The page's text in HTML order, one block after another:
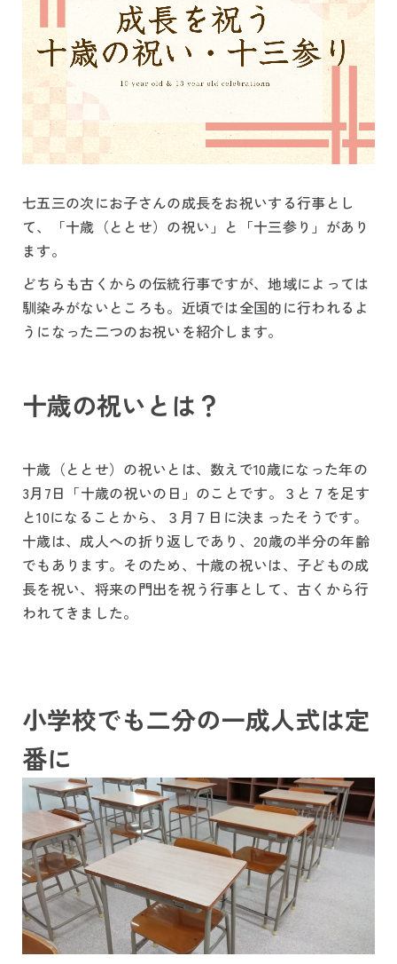
七五三の次にお子さんの成長をお祝いする行事とし
て、「十歳（ととせ）の祝い」と「十三参り」があり
ます。
どちらも古くからの伝統行事ですが、地域によっては
馴染みがないところも。近頃では全国的に行われるよ
うになった二つのお祝いを紹介します。
十歳の祝いとは？
十歳（ととせ）の祝いとは、数えで10歳になった年の
3月7日「十歳の祝いの日」のことです。３と７を足す
と10になることから、３月７日に決まったそうです。
十歳は、成人への折り返しであり、20歳の半分の年齢
でもあります。そのため、十歳の祝いは、子どもの成
長を祝い、将来の門出を祝う行事として、古くから行
われてきました。
小学校でも二分の一成人式は定
番に